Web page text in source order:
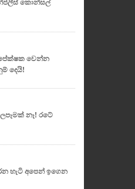
වෙන්න
දෙයි!
නෑ! රටේ
හැටි අපෙන් ඉගෙන